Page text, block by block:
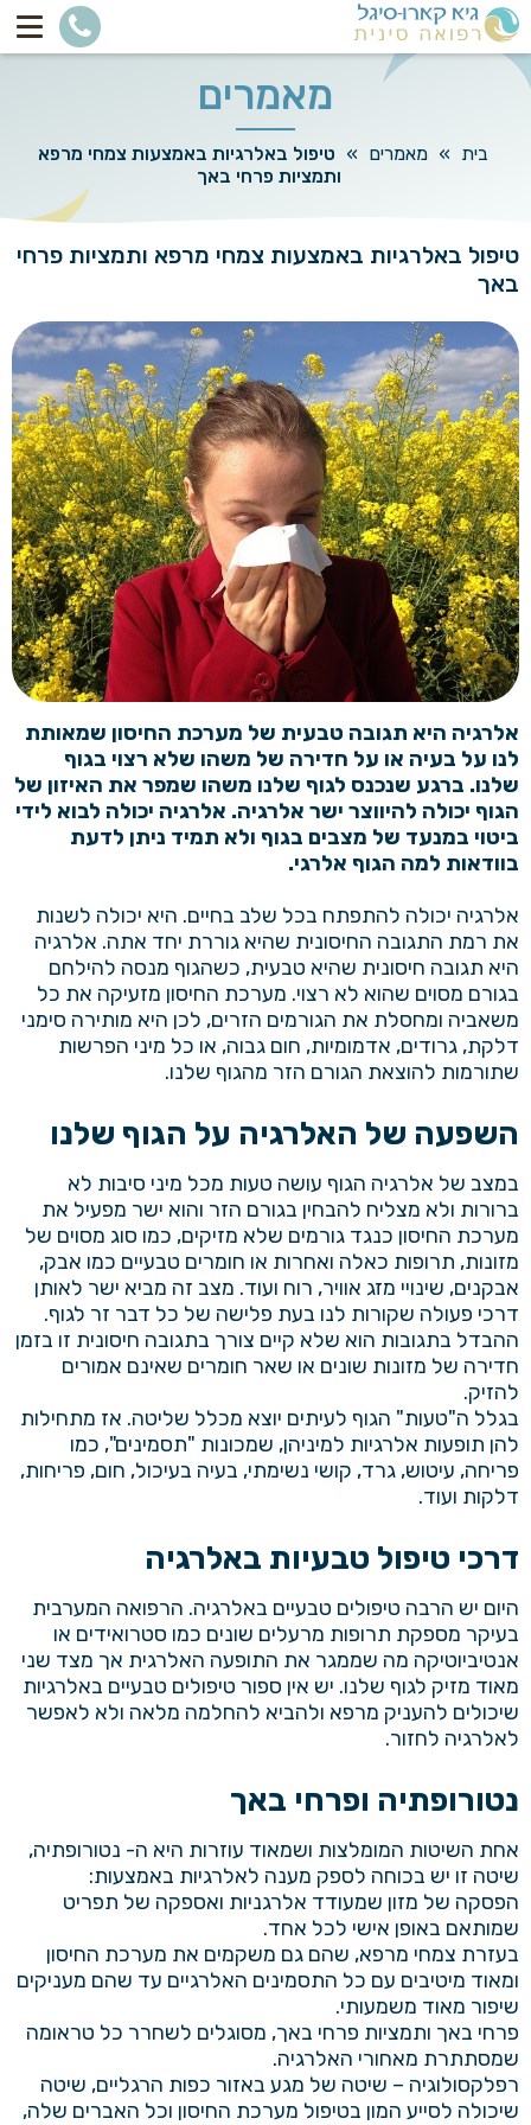
מאמרים
בית » מאמרים » טיפול באלרגיות באמצעות צמחי מרפא
ותמציות פרחי באך
טיפול באלרגיות באמצעות צמחי מרפא ותמציות פרחי
באך
אלרגיה היא תגובה טבעית של מערכת החיסון שמאותת
לנו על בעיה או על חדירה של משהו שלא רצוי בגוף
שלנו. ברגע שנכנס לגוף שלנו משהו שמפר את האיזון של
הגוף יכולה להיווצר ישר אלרגיה. אלרגיה יכולה לבוא לידי
ביטוי במנעד של מצבים בגוף ולא תמיד ניתן לדעת
בוודאות למה הגוף אלרגי.
אלרגיה יכולה להתפתח בכל שלב בחיים. היא יכולה לשנות
את רמת התגובה החיסונית שהיא גוררת יחד אתה. אלרגיה
היא תגובה חיסונית שהיא טבעית, כשהגוף מנסה להילחם
בגורם מסוים שהוא לא רצוי. מערכת החיסון מזעיקה את כל
משאביה ומחסלת את הגורמים הזרים, לכן היא מותירה סימני
דלקת, גרודים, אדמומיות, חום גבוה, או כל מיני הפרשות
שתורמות להוצאת הגורם הזר מהגוף שלנו.
השפעה של האלרגיה על הגוף שלנו
במצב של אלרגיה הגוף עושה טעות מכל מיני סיבות לא
ברורות ולא מצליח להבחין בגורם הזר והוא ישר מפעיל את
מערכת החיסון כנגד גורמים שלא מזיקים, כמו סוג מסוים של
מזונות, תרופות כאלה ואחרות או חומרים טבעיים כמו אבק,
אבקנים, שינויי מזג אוויר, רוח ועוד. מצב זה מביא ישר לאותן
דרכי פעולה שקורות לנו בעת פלישה של כל דבר זר לגוף.
ההבדל בתגובות הוא שלא קיים צורך בתגובה חיסונית זו בזמן
חדירה של מזונות שונים או שאר חומרים שאינם אמורים
להזיק.
בגלל ה"טעות" הגוף לעיתים יוצא מכלל שליטה. אז מתחילות
להן תופעות אלרגיות למיניהן, שמכונות "תסמינים", כמו
פריחה, עיטוש, גרד, קושי נשימתי, בעיה בעיכול, חום, פריחות,
דלקות ועוד.
דרכי טיפול טבעיות באלרגיה
היום יש הרבה טיפולים טבעיים באלרגיה. הרפואה המערבית
בעיקר מספקת תרופות מרעלים שונים כמו סטרואידים או
אנטיביוטיקה מה שממגר את התופעה האלרגית אך מצד שני
מאוד מזיק לגוף שלנו. יש אין ספור טיפולים טבעיים באלרגיות
שיכולים להעניק מרפא ולהביא להחלמה מלאה ולא לאפשר
לאלרגיה לחזור.
נטורופתיה ופרחי באך
אחת השיטות המומלצות ושמאוד עוזרות היא ה- נטורופתיה,
שיטה זו יש בכוחה לספק מענה לאלרגיות באמצעות:
הפסקה של מזון שמעודד אלרגניות ואספקה של תפריט
שמותאם באופן אישי לכל אחד.
בעזרת צמחי מרפא, שהם גם משקמים את מערכת החיסון
ומאוד מיטיבים עם כל התסמינים האלרגיים עד שהם מעניקים
שיפור מאוד משמעותי.
פרחי באך ותמציות פרחי באך, מסוגלים לשחרר כל טראומה
שמסתתרת מאחורי האלרגיה.
רפלקסולוגיה – שיטה של מגע באזור כפות הרגליים, שיטה
שיכולה לסייע המון בטיפול מערכת החיסון וכל האברים שלה,